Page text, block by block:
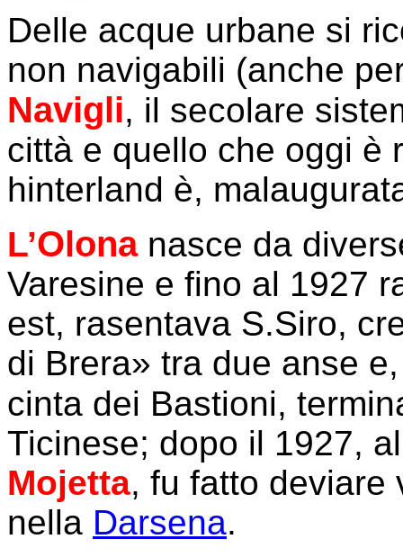
Delle acque urbane si
non navigabili (anche
Navigli, il secolare
città e quello che oggi è
hinterland è,
L’Olonanasce da
Varesine e fino al 1927
est, rasentava S.Siro,
di Brera» tra due anse
cinta dei Bastioni,
Ticinese; dopo il 1927,
Mojetta, fu fatto deviare
nella Darsena.